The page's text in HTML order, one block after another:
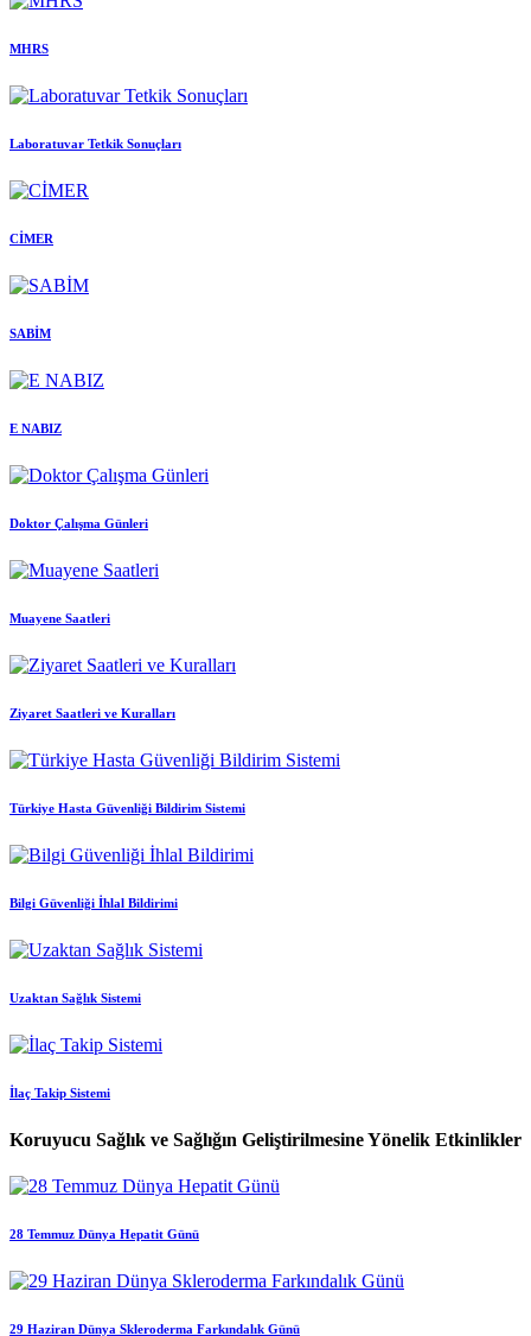
MHRS
Laboratuvar Tetkik Sonuçları
CİMER
SABİM
E NABIZ
Doktor Çalışma Günleri
Muayene Saatleri
Ziyaret Saatleri ve Kuralları
Türkiye Hasta Güvenliği Bildirim Sistemi
Bilgi Güvenliği İhlal Bildirimi
Uzaktan Sağlık Sistemi
İlaç Takip Sistemi
Koruyucu Sağlık ve Sağlığın Geliştirilmesine Yönelik Etkinlikler
28 Temmuz Dünya Hepatit Günü
29 Haziran Dünya Skleroderma Farkındalık Günü